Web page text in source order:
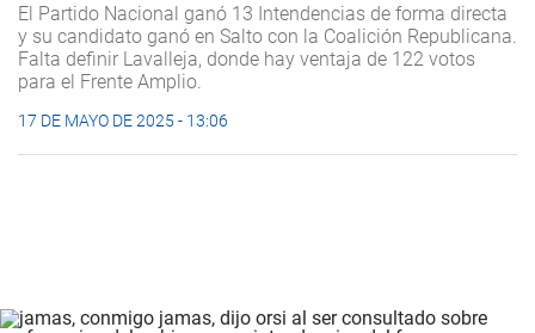
El Partido Nacional ganó 13 Intendencias de forma directa
y su candidato ganó en Salto con la Coalición Republicana.
Falta definir Lavalleja, donde hay ventaja de 122 votos
para el Frente Amplio.
17 DE MAYO DE 2025 - 13:06